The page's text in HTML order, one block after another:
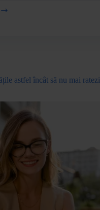
astfel încât să nu mai ratezi